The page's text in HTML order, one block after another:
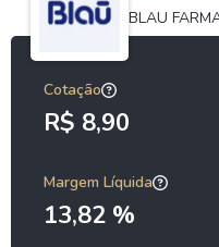
BLAU
Cotação
R$ 8,90
Margem Líquida
13,82 %